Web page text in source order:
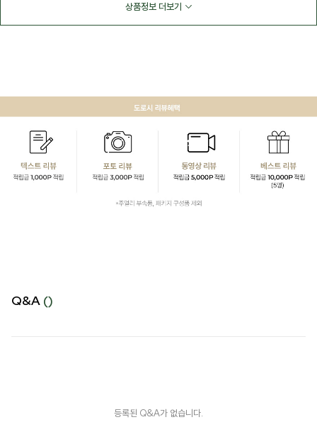
상품정보 더보기
Q&A ()
등록된 Q&A가 없습니다.